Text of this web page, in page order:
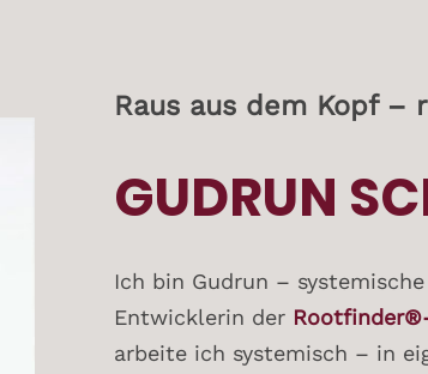
Raus aus dem Kopf –
GUDRUN
Ich bin Gudrun –
Entwicklerin der
arbeite ich systemisch – in